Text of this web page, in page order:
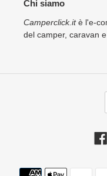
Chi siamo
Camperclick.itè l'e-
del camper, caravan
U
T